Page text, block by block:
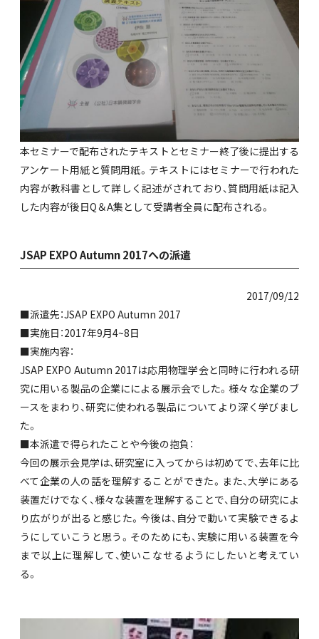
本セミナーで配布されたテキストとセミナー終了後に提出する
アンケート用紙と質問用紙。テキストにはセミナーで行われた
内容が教科書として詳しく記述がされており、質問用紙は記入
した内容が後日Q＆A集として受講者全員に配布される。
JSAP EXPO Autumn 2017への派遣
2017/09/12
■派遣先：JSAP EXPO Autumn 2017
■実施日：2017年9月4~8日
■実施内容：
JSAP EXPO Autumn 2017は応用物理学会と同時に行われる研
究に用いる製品の企業にによる展示会でした。様々な企業のブ
ースをまわり、研究に使われる製品についてより深く学びまし
た。
■本派遣で得られたことや今後の抱負：
今回の展示会見学は、研究室に入ってからは初めてで、去年に比
べて企業の人の話を理解することができた。また、大学にある
装置だけでなく、様々な装置を理解することで、自分の研究によ
り広がりが出ると感じた。今後は、自分で動いて実験できるよ
うにしていこうと思う。そのためにも、実験に用いる装置を今
まで以上に理解して、使いこなせるようにしたいと考えてい
る。